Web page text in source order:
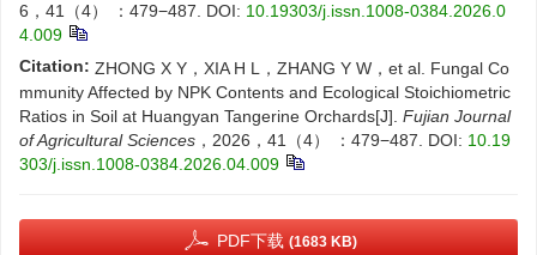
6，41（4） ：479−487.
DOI: 10.19303/j.issn.1008-0384.2026.0
4.009
Citation: ZHONG X Y，XIA H L，ZHANG Y W，et al. Fungal Co
mmunity Affected by NPK Contents and Ecological Stoichiometric
Ratios in Soil at Huangyan Tangerine Orchards[J]. Fujian Journal
of Agricultural Sciences ，2026，41（4） ：479−487. DOI: 10.19
303/j.issn.1008-0384.2026.04.009
PDF下载 (1683 KB)